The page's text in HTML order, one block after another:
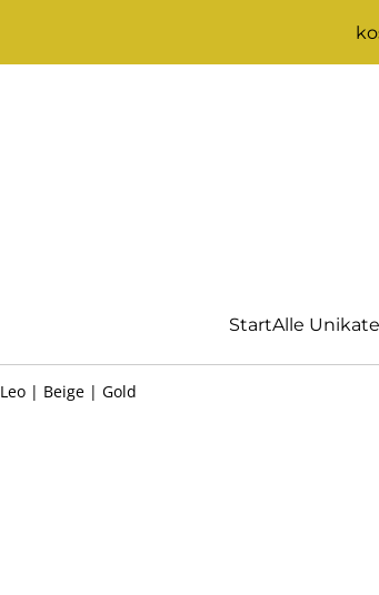
StartAlle Unikate
Leo | Beige | Gold